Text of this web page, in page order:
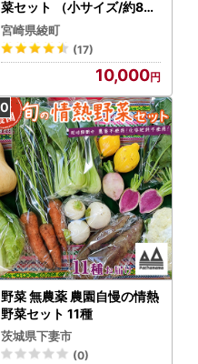
菜セット （小サイズ/約8～
10種） / 野菜 有機栽培 産地
直送 新鮮 旬 詰め合わせ 宮
崎県綾町_A0053-001
宮崎県綾町
(17)
10,000
野菜 無農薬 農園自慢の情熱
野菜セット 11種
茨城県下妻市
(0)